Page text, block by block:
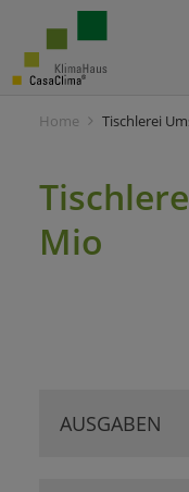
Home Tischlerei
Mio
AUSGABEN